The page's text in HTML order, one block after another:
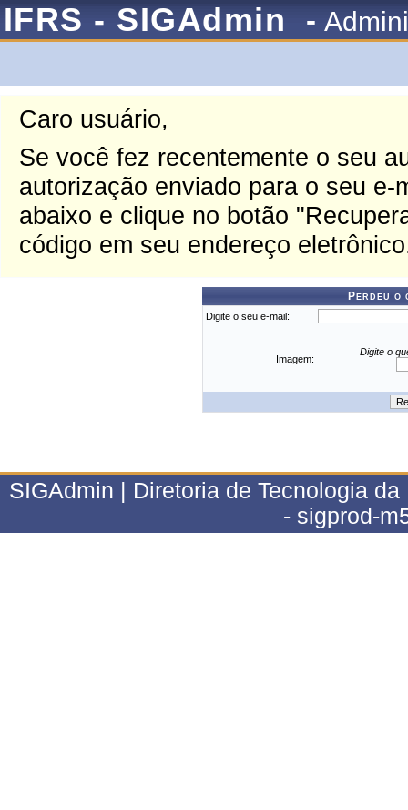
IFRS - SIGAdmin -
Caro usuário,
Se você fez recentemente o seu
autorização enviado para o seu
abaixo e clique no botão
código em seu endereço
Perdeu o
Digite o seu e-mail:
Imagem:
Digite o
SIGAdmin | Diretoria de Tecnologia
- sigprod-